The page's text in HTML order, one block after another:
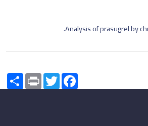
Analysis of prasugrel by
Share PrintTwitterFacebook